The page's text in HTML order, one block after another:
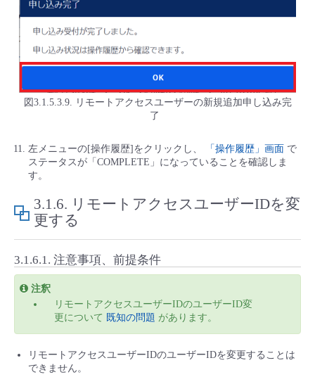
図3.1.5.3.9. リモートアクセスユーザーの新規追加申し込み完
了
左メニューの[操作履歴]をクリックし、 「操作履歴」画面 で
ステータスが「COMPLETE」になっていることを確認しま
す。
3.1.6. リモートアクセスユーザーIDを変
更する
3.1.6.1. 注意事項、前提条件
注釈
リモートアクセスユーザーIDのユーザーID変
更について 既知の問題 があります。
リモートアクセスユーザーIDのユーザーIDを変更することは
できません。